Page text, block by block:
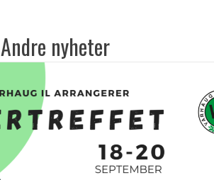
Andre nyheter